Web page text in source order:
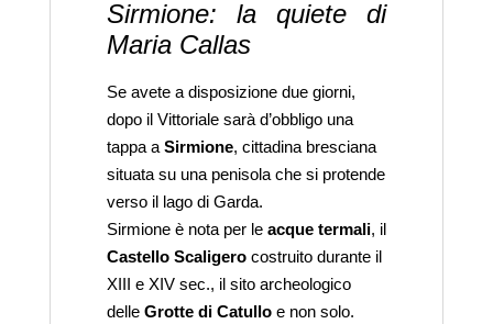
Sirmione: la quiete di
Maria Callas
Se avete a disposizione due giorni,
dopo il Vittoriale sarà d’obbligo una
tappa aSirmione, cittadina bresciana
situata su una penisola che si protende
verso il lago di Garda.
Sirmione è nota per le acque termali, il
Castello Scaligerocostruito durante il
XIII e XIV sec., il sito archeologico
delle Grotte di Catulloe non solo.